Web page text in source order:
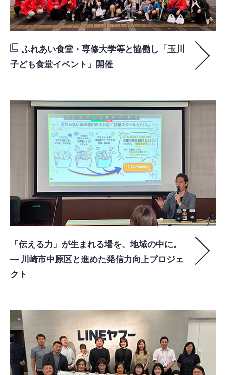
ふれあい食堂・専修大学等と協働し「玉川
子ども食堂イベント」開催
「伝える力」が生まれる場を、地域の中に。
― 川崎市中原区と進めた発信力向上プロジェ
クト